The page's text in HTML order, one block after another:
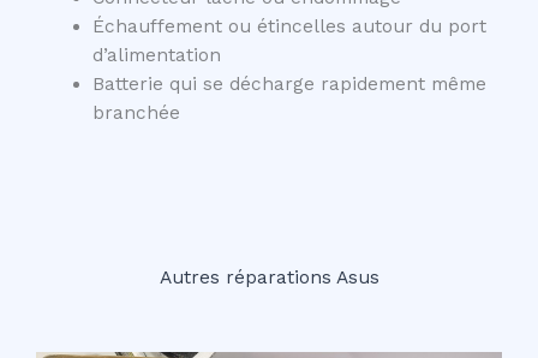
Échauffement ou étincelles autour du port
d’alimentation
Batterie qui se décharge rapidement même
branchée
Autres réparations Asus